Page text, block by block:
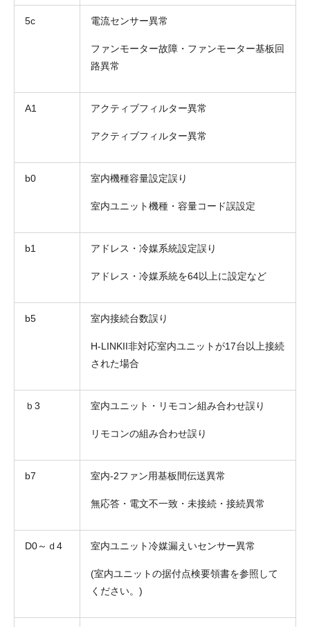
5c 電流センサー異常
ファンモーター故障・ファンモーター基板回
路異常
A1 アクティブフィルター異常
アクティブフィルター異常
b0 室内機種容量設定誤り
室内ユニット機種・容量コード誤設定
b1 アドレス・冷媒系統設定誤り
アドレス・冷媒系統を64以上に設定など
b5 室内接続台数誤り
H-LINKII非対応室内ユニットが17台以上接続
された場合
ｂ3 室内ユニット・リモコン組み合わせ誤り
リモコンの組み合わせ誤り
b7 室内-2ファン用基板間伝送異常
無応答・電文不一致・未接続・接続異常
D0～ｄ4 室内ユニット冷媒漏えいセンサー異常
(室内ユニットの据付点検要領書を参照して
ください。)